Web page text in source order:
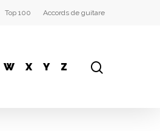
Top 100 Accords de guitare
W X Y Z